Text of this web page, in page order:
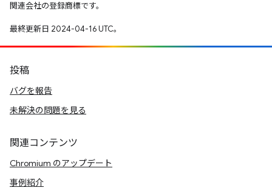
関連会社の登録商標です。
最終更新日 2024-04-16 UTC。
投稿
バグを報告
未解決の問題を見る
関連コンテンツ
Chromium のアップデート
事例紹介